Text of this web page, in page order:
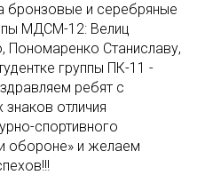
бронзовые и серебряные
МДСМ-12: Велиц
Станиславу,
группы ПК-11 -
ребят с
отличия
спортивного
обороне» и желаем